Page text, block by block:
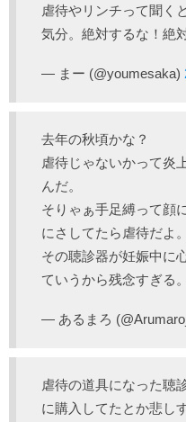
虐待やリンチって聞く
気分。絶対するな！絶
— まー (@youmesaka)
去年の秋頃かな？
虐待じゃないかって炎
んだ。
そりゃぁ手足縛って顔
にさしてたら虐待だよ。
その聴診器が妊娠中に
ていうから残念すぎる。
— あるまろ
虐待の道具になった聴
に購入してたとか悲し